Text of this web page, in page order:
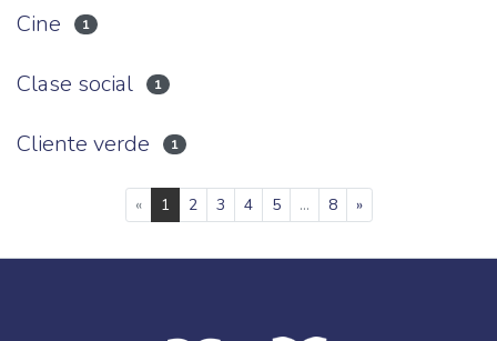
Cine 1
Clase social 1
Cliente verde 1
« 1(current)
2 3 4 5 ... 8 »